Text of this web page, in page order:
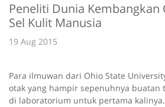
Peneliti Dunia
Sel Kulit Manusia
19 Aug 2015
Para ilmuwan dari Ohio State
otak yang hampir sepenuhnya buatan
di laboratorium untuk pertama kalinya.